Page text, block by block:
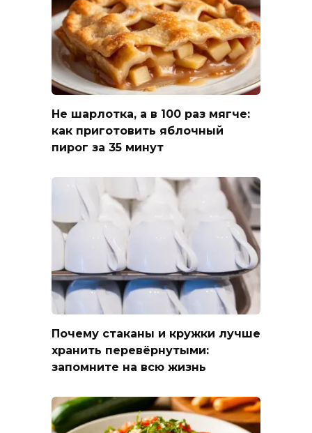
Не шарлотка, а в 100 раз мягче:
как приготовить яблочный
пирог за 35 минут
Почему стаканы и кружки лучше
хранить перевёрнутыми:
запомните на всю жизнь